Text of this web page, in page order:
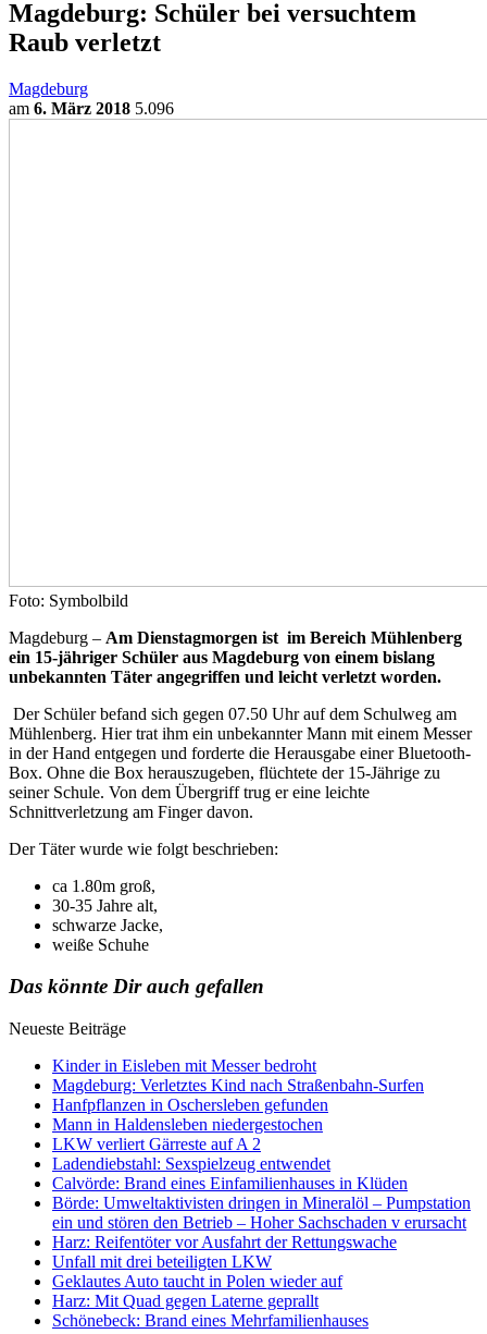
Magdeburg: Schüler bei versuchtem
Raub verletzt
Magdeburg
am 6. März 2018 5.096
Foto: Symbolbild
Magdeburg – Am Dienstagmorgen ist im Bereich Mühlenberg
ein 15-jähriger Schüler aus Magdeburg von einem bislang
unbekannten Täter angegriffen und leicht verletzt worden.
Der Schüler befand sich gegen 07.50 Uhr auf dem Schulweg am
Mühlenberg. Hier trat ihm ein unbekannter Mann mit einem Messer
in der Hand entgegen und forderte die Herausgabe einer Bluetooth-
Box. Ohne die Box herauszugeben, flüchtete der 15-Jährige zu
seiner Schule. Von dem Übergriff trug er eine leichte
Schnittverletzung am Finger davon.
Der Täter wurde wie folgt beschrieben:
ca 1.80m groß,
30-35 Jahre alt,
schwarze Jacke,
weiße Schuhe
Das könnte Dir auch gefallen
Neueste Beiträge
Kinder in Eisleben mit Messer bedroht
Magdeburg: Verletztes Kind nach Straßenbahn-Surfen
Hanfpflanzen in Oschersleben gefunden
Mann in Haldensleben niedergestochen
LKW verliert Gärreste auf A 2
Ladendiebstahl: Sexspielzeug entwendet
Calvörde: Brand eines Einfamilienhauses in Klüden
Börde: Umweltaktivisten dringen in Mineralöl – Pumpstation
ein und stören den Betrieb – Hoher Sachschaden v erursacht
Harz: Reifentöter vor Ausfahrt der Rettungswache
Unfall mit drei beteiligten LKW
Geklautes Auto taucht in Polen wieder auf
Harz: Mit Quad gegen Laterne geprallt
Schönebeck: Brand eines Mehrfamilienhauses